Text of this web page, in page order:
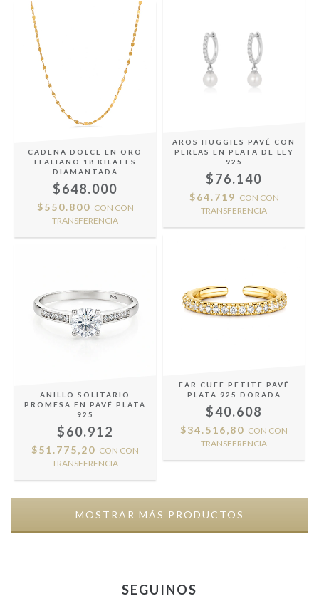
CADENA DOLCE EN ORO
ITALIANO 18 KILATES
DIAMANTADA
$648.000
$550.800 CON CON
TRANSFERENCIA
AROS HUGGIES PAVÉ CON
PERLAS EN PLATA DE LEY
925
$76.140
$64.719 CON CON
TRANSFERENCIA
ANILLO SOLITARIO
PROMESA EN PAVÉ PLATA
925
$60.912
$51.775,20 CON CON
TRANSFERENCIA
EAR CUFF PETITE PAVÉ
PLATA 925 DORADA
$40.608
$34.516,80 CON CON
TRANSFERENCIA
MOSTRAR MÁS PRODUCTOS
SEGUINOS